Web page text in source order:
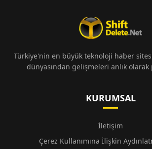
Türkiye'nin en büyük teknoloji haber
dünyasından gelişmeleri anlık olarak
KURUMSAL
İletişim
Çerez Kullanımına İlişkin